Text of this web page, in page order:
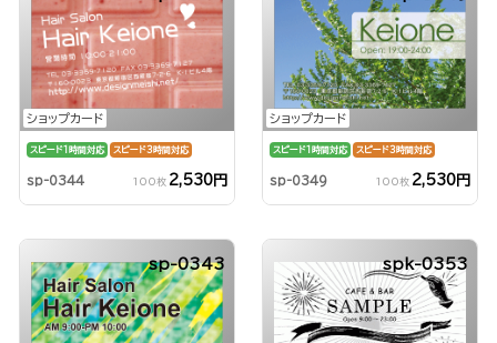
ショップカード
スピード1時間対応 スピード3時間対応
sp-0344 100枚 2,530円
ショップカード
スピード1時間対応 スピード3時間対応
sp-0349 100枚 2,530円
sp-0343 spk-0353